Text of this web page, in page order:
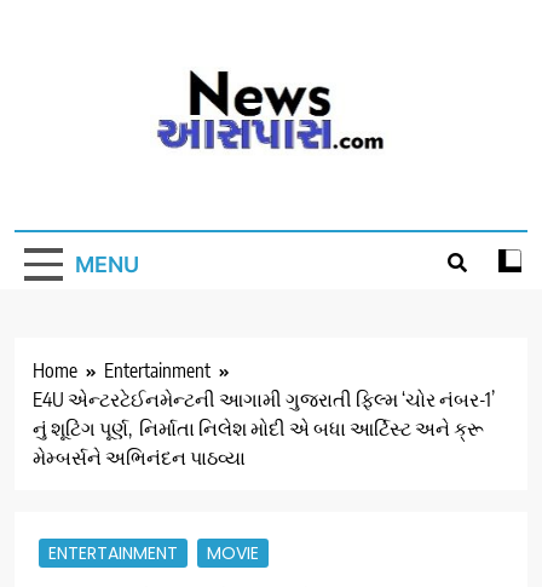
MENU
Home
Entertainment
E4U એન્ટરટેઈનમેન્ટની આગામી ગુજરાતી ફિલ્મ ‘ચોર નંબર-1’
નું શૂટિંગ પૂર્ણ, નિર્માતા નિલેશ મોદી એ બધા આર્ટિસ્ટ અને ક્રૂ
મેમ્બર્સને અભિનંદન પાઠવ્યા
ENTERTAINMENT MOVIE